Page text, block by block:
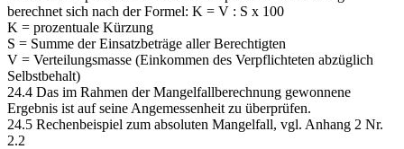
berechnet sich nach der Formel: K = V : S x 100
K = prozentuale Kürzung
S = Summe der Einsatzbeträge aller Berechtigten
V = Verteilungsmasse (Einkommen des Verpflichteten abzüglich
Selbstbehalt)
24.4 Das im Rahmen der Mangelfallberechnung gewonnene
Ergebnis ist auf seine Angemessenheit zu überprüfen.
24.5 Rechenbeispiel zum absoluten Mangelfall, vgl. Anhang 2 Nr.
2.2